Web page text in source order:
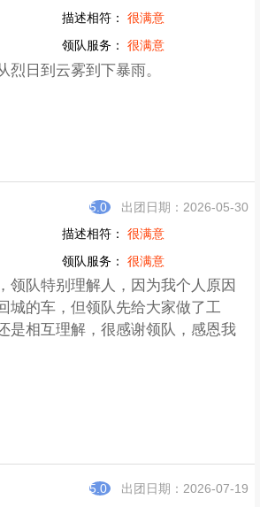
描述相符： 很满意
领队服务： 很满意
烈日到云雾到下暴雨。
5.0
出团日期：2026-05-30
描述相符： 很满意
领队服务： 很满意
领队特别理解人，因为我个人原因
城的车，但领队先给大家做了工
是相互理解，很感谢领队，感恩我
5.0
出团日期：2026-07-19